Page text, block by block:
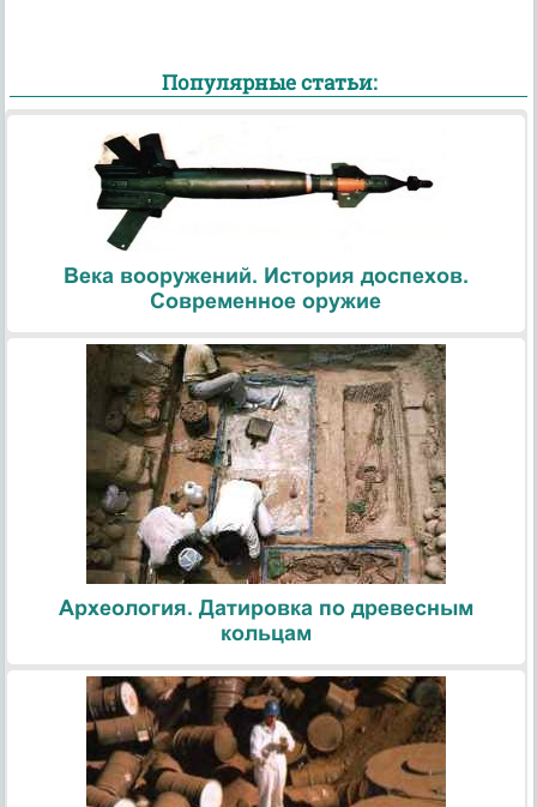
Популярные статьи:
Века вооружений. История доспехов.
Современное оружие
Археология. Датировка по древесным
кольцам